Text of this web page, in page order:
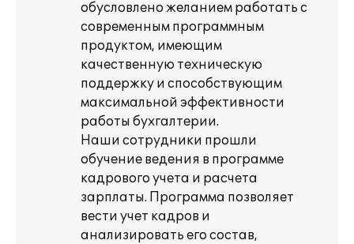
обусловлено желанием работать с
современным программным
продуктом, имеющим
качественную техническую
поддержку и способствующим
максимальной эффективности
работы бухгалтерии.
Наши сотрудники прошли
обучение ведения в программе
кадрового учета и расчета
зарплаты. Программа позволяет
вести учет кадров и
анализировать его состав,